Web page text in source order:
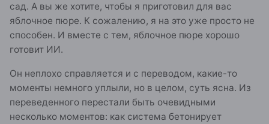
сад. А вы же хотите, чтобы я приготовил для вас
яблочное пюре. К сожалению, я на это уже просто не
способен. И вместе с тем, яблочное пюре хорошо
готовит ИИ.
Он неплохо справляется и с переводом, какие-то
моменты немного уплыли, но в целом, суть ясна. Из
переведенного перестали быть очевидными
несколько моментов: как система бетонирует